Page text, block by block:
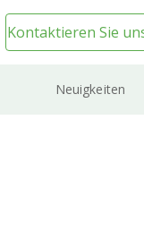
Kontaktieren Sie
Neuigkeiten